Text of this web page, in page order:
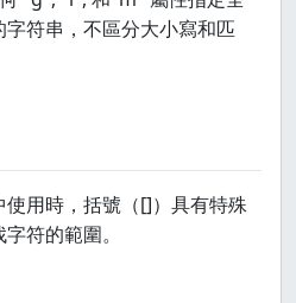
符串，不區分大小寫和匹
用時，括號（[]）具有特殊
符的範圍。